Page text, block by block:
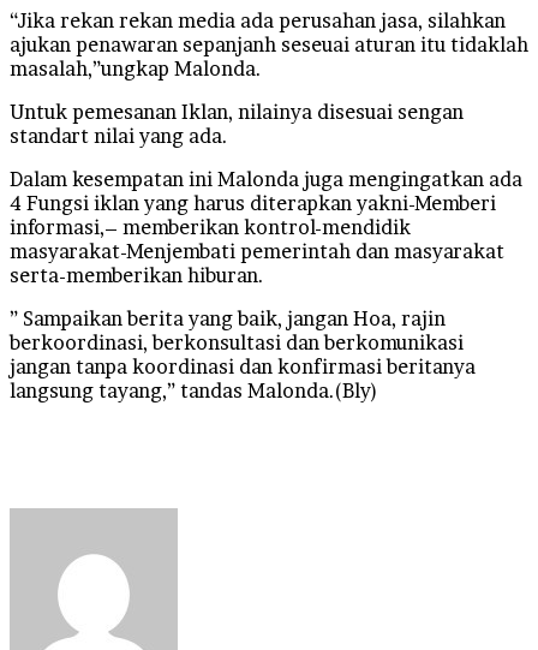
“Jika rekan rekan media ada perusahan jasa, silahkan
ajukan penawaran sepanjanh seseuai aturan itu tidaklah
masalah,”ungkap Malonda.
Untuk pemesanan Iklan, nilainya disesuai sengan
standart nilai yang ada.
Dalam kesempatan ini Malonda juga mengingatkan ada
4 Fungsi iklan yang harus diterapkan yakni-Memberi
informasi,– memberikan kontrol-mendidik
masyarakat-Menjembati pemerintah dan masyarakat
serta-memberikan hiburan.
” Sampaikan berita yang baik, jangan Hoa, rajin
berkoordinasi, berkonsultasi dan berkomunikasi
jangan tanpa koordinasi dan konfirmasi beritanya
langsung tayang,” tandas Malonda.(Bly)